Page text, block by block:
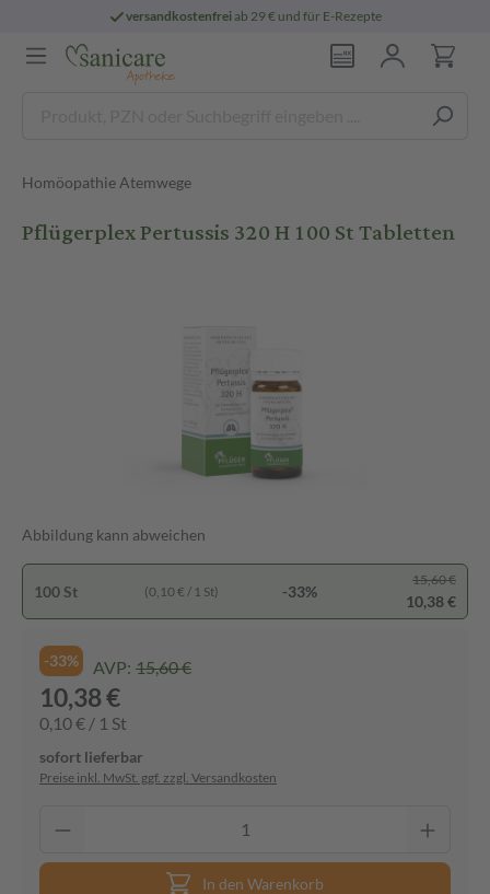
versandkostenfreiab 29 € und für E-Rezepte
Homöopathie Atemwege
Pflügerplex Pertussis 320 H 100 St Tabletten
Abbildung kann abweichen
100 St (0,10 € / 1 St) -33%
15,60 €
10,38 €
-33% AVP: 15,60 €
10,38 €
0,10 € / 1 St
sofort lieferbar
Preise inkl. MwSt. ggf. zzgl. Versandkosten
In den Warenkorb